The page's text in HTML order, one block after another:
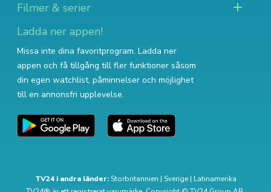
Filmer & serier
Ladda ner appen!
Missa inte dina favoritprogram. Ladda ner
appen och få tillgång till fler funktioner såsom
din egen watchlist, påminnelser och möjlighet
till en annonsfri upplevelse.
TV24 i andra länder: Storbritannien | Sverige| Latinamerika